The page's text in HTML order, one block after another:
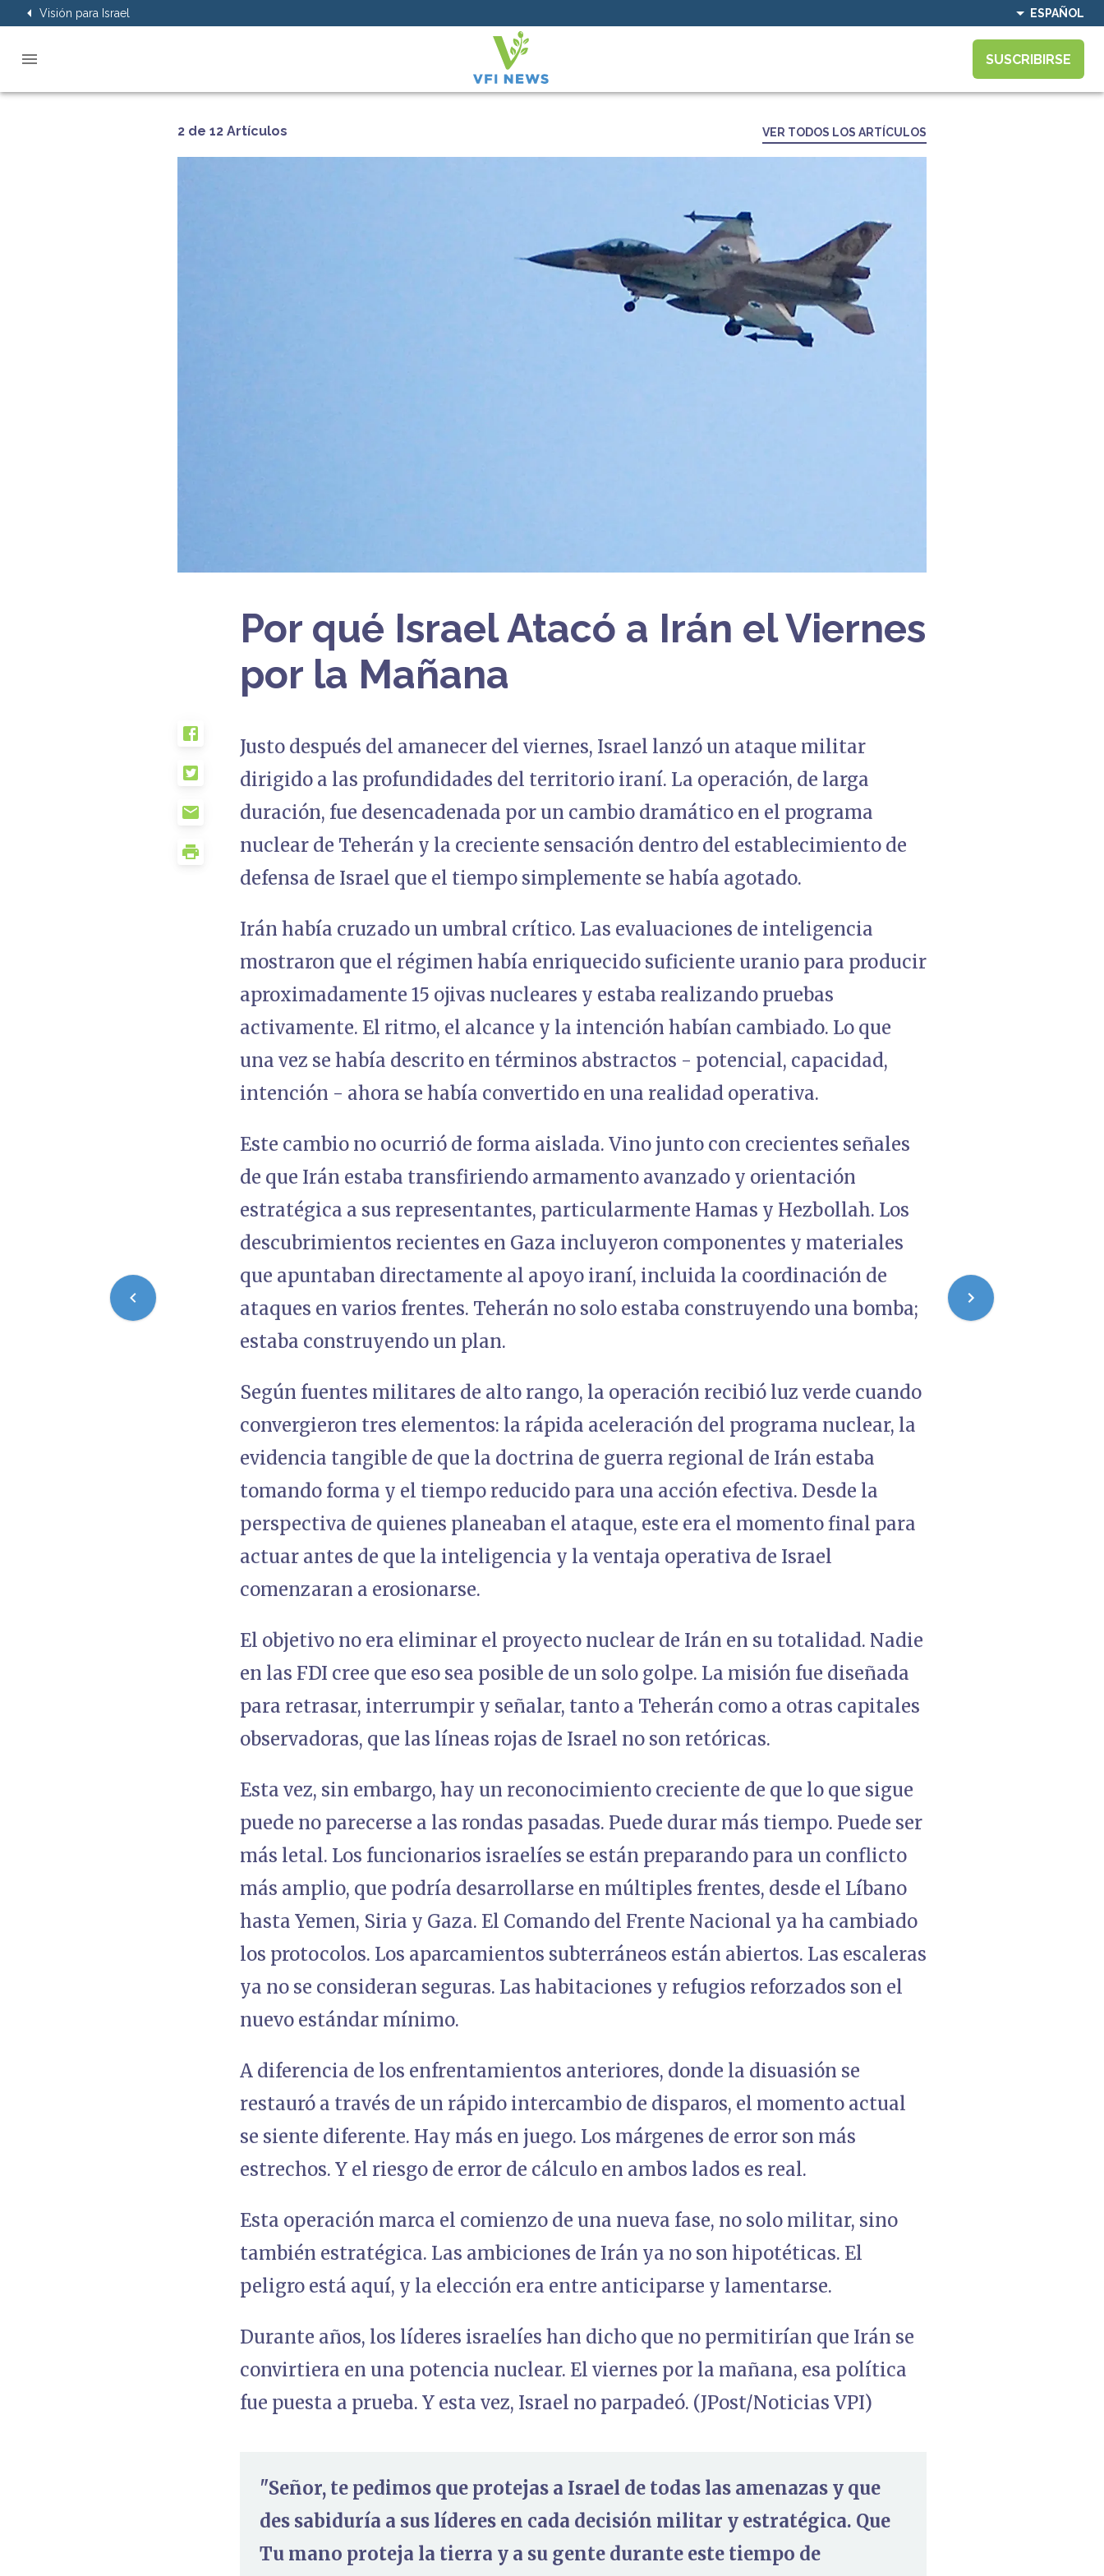
Visión para Israel ESPAÑOL
SUSCRIBIRSE
2 de 12 Artículos VER TODOS LOS ARTÍCULOS
Por qué Israel Atacó a Irán el Viernes
por la Mañana
Justo después del amanecer del viernes, Israel lanzó un ataque militar
dirigido a las profundidades del territorio iraní. La operación, de larga
duración, fue desencadenada por un cambio dramático en el programa
nuclear de Teherán y la creciente sensación dentro del establecimiento de
defensa de Israel que el tiempo simplemente se había agotado.
Irán había cruzado un umbral crítico. Las evaluaciones de inteligencia
mostraron que el régimen había enriquecido suficiente uranio para producir
aproximadamente 15 ojivas nucleares y estaba realizando pruebas
activamente. El ritmo, el alcance y la intención habían cambiado. Lo que
una vez se había descrito en términos abstractos - potencial, capacidad,
intención - ahora se había convertido en una realidad operativa.
Este cambio no ocurrió de forma aislada. Vino junto con crecientes señales
de que Irán estaba transfiriendo armamento avanzado y orientación
estratégica a sus representantes, particularmente Hamas y Hezbollah. Los
descubrimientos recientes en Gaza incluyeron componentes y materiales
que apuntaban directamente al apoyo iraní, incluida la coordinación de
ataques en varios frentes. Teherán no solo estaba construyendo una bomba;
estaba construyendo un plan.
Según fuentes militares de alto rango, la operación recibió luz verde cuando
convergieron tres elementos: la rápida aceleración del programa nuclear, la
evidencia tangible de que la doctrina de guerra regional de Irán estaba
tomando forma y el tiempo reducido para una acción efectiva. Desde la
perspectiva de quienes planeaban el ataque, este era el momento final para
actuar antes de que la inteligencia y la ventaja operativa de Israel
comenzaran a erosionarse.
El objetivo no era eliminar el proyecto nuclear de Irán en su totalidad. Nadie
en las FDI cree que eso sea posible de un solo golpe. La misión fue diseñada
para retrasar, interrumpir y señalar, tanto a Teherán como a otras capitales
observadoras, que las líneas rojas de Israel no son retóricas.
Esta vez, sin embargo, hay un reconocimiento creciente de que lo que sigue
puede no parecerse a las rondas pasadas. Puede durar más tiempo. Puede ser
más letal. Los funcionarios israelíes se están preparando para un conflicto
más amplio, que podría desarrollarse en múltiples frentes, desde el Líbano
hasta Yemen, Siria y Gaza. El Comando del Frente Nacional ya ha cambiado
los protocolos. Los aparcamientos subterráneos están abiertos. Las escaleras
ya no se consideran seguras. Las habitaciones y refugios reforzados son el
nuevo estándar mínimo.
A diferencia de los enfrentamientos anteriores, donde la disuasión se
restauró a través de un rápido intercambio de disparos, el momento actual
se siente diferente. Hay más en juego. Los márgenes de error son más
estrechos. Y el riesgo de error de cálculo en ambos lados es real.
Esta operación marca el comienzo de una nueva fase, no solo militar, sino
también estratégica. Las ambiciones de Irán ya no son hipotéticas. El
peligro está aquí, y la elección era entre anticiparse y lamentarse.
Durante años, los líderes israelíes han dicho que no permitirían que Irán se
convirtiera en una potencia nuclear. El viernes por la mañana, esa política
fue puesta a prueba. Y esta vez, Israel no parpadeó. (JPost/Noticias VPI)
"Señor, te pedimos que protejas a Israel de todas las amenazas y que
des sabiduría a sus líderes en cada decisión militar y estratégica. Que
Tu mano proteja la tierra y a su gente durante este tiempo de